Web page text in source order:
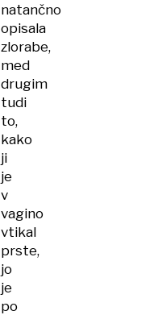
natančno
opisala
zlorabe,
med
drugim
tudi
to,
kako
ji
je
v
vagino
vtikal
prste,
jo
je
po